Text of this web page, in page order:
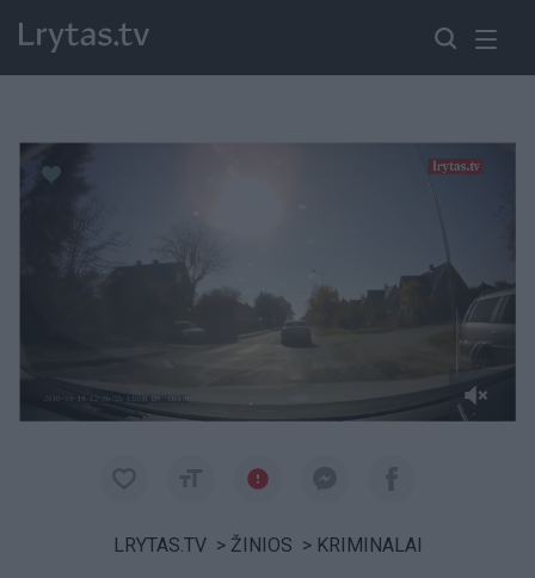
LRYTAS.TV > ŽINIOS > KRIMINALAI